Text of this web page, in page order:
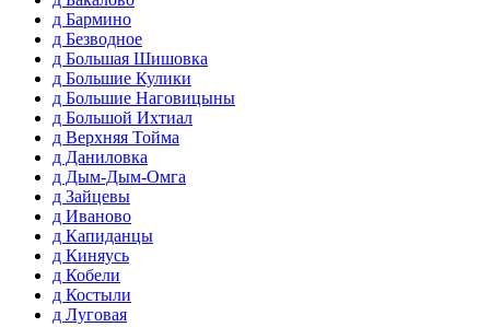
д Бармино
д Безводное
д Большая Шишовка
д Большие Кулики
д Большие Наговицыны
д Большой Ихтиал
д Верхняя Тойма
д Даниловка
д Дым-Дым-Омга
д Зайцевы
д Иваново
д Капиданцы
д Киняусь
д Кобели
д Костыли
д Луговая